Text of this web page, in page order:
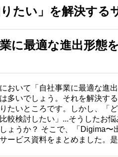
たい」を解決する
業に最適な進出形態
おいて「自社事業に最適な進
多いでしょう。それを解決す
たいところです。しかし、「
較検討したい」...そうしたお
ょうか？ そこで、「Digima〜
ービス資料をまとめました。